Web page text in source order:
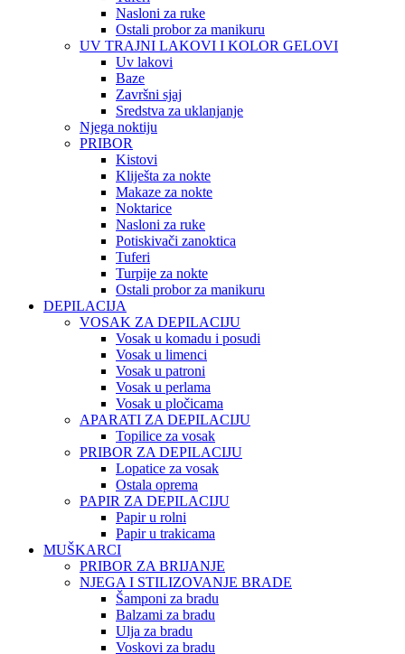
Nasloni za ruke
Ostali probor za manikuru
UV TRAJNI LAKOVI I KOLOR GELOVI
Uv lakovi
Baze
Završni sjaj
Sredstva za uklanjanje
Njega noktiju
PRIBOR
Kistovi
Kliješta za nokte
Makaze za nokte
Noktarice
Nasloni za ruke
Potiskivači zanoktica
Tuferi
Turpije za nokte
Ostali probor za manikuru
DEPILACIJA
VOSAK ZA DEPILACIJU
Vosak u komadu i posudi
Vosak u limenci
Vosak u patroni
Vosak u perlama
Vosak u pločicama
APARATI ZA DEPILACIJU
Topilice za vosak
PRIBOR ZA DEPILACIJU
Lopatice za vosak
Ostala oprema
PAPIR ZA DEPILACIJU
Papir u rolni
Papir u trakicama
MUŠKARCI
PRIBOR ZA BRIJANJE
NJEGA I STILIZOVANJE BRADE
Šamponi za bradu
Balzami za bradu
Ulja za bradu
Voskovi za bradu